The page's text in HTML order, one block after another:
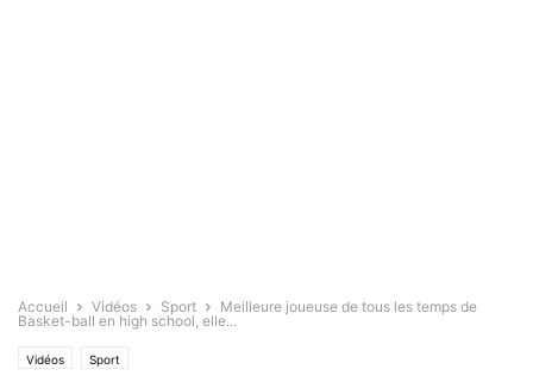
Accueil Vidéos Sport
Meilleure joueuse de tous les temps de
Basket-ball en high school, elle...
Vidéos Sport